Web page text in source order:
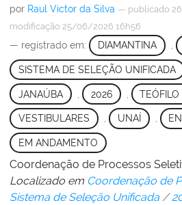
por Raul Victor da Silva — publicado
modificação 25/06/2026 16h56
— registrado em: DIAMANTINA ,
SISTEMA DE SELEÇÃO UNIFICADA
JANAÚBA 2026 TEÓFILO
VESTIBULARES , UNAÍ ,
EM ANDAMENTO
Coordenação de Processos
Localizado em Coordenação de
Sistema de Seleção Unificada /